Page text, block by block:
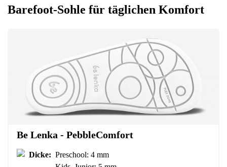
Barefoot-Sohle für täglichen Komfort
Be Lenka - PebbleComfort
Dicke: Preschool: 4 mm
Ihr Vor- und Nachname
Deine E-Mail
Dein Name